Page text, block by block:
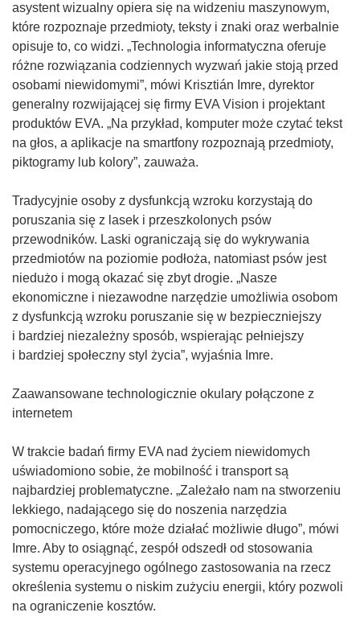
asystent wizualny opiera się na widzeniu maszynowym,
które rozpoznaje przedmioty, teksty i znaki oraz werbalnie
opisuje to, co widzi. „Technologia informatyczna oferuje
różne rozwiązania codziennych wyzwań jakie stoją przed
osobami niewidomymi”, mówi Krisztián Imre, dyrektor
generalny rozwijającej się firmy EVA Vision i projektant
produktów EVA. „Na przykład, komputer może czytać tekst
na głos, a aplikacje na smartfony rozpoznają przedmioty,
piktogramy lub kolory”, zauważa.
Tradycyjnie osoby z dysfunkcją wzroku korzystają do
poruszania się z lasek i przeszkolonych psów
przewodników. Laski ograniczają się do wykrywania
przedmiotów na poziomie podłoża, natomiast psów jest
niedużo i mogą okazać się zbyt drogie. „Nasze
ekonomiczne i niezawodne narzędzie umożliwia osobom
z dysfunkcją wzroku poruszanie się w bezpieczniejszy
i bardziej niezależny sposób, wspierając pełniejszy
i bardziej społeczny styl życia”, wyjaśnia Imre.
Zaawansowane technologicznie okulary połączone z
internetem
W trakcie badań firmy EVA nad życiem niewidomych
uświadomiono sobie, że mobilność i transport są
najbardziej problematyczne. „Zależało nam na stworzeniu
lekkiego, nadającego się do noszenia narzędzia
pomocniczego, które może działać możliwie długo”, mówi
Imre. Aby to osiągnąć, zespół odszedł od stosowania
systemu operacyjnego ogólnego zastosowania na rzecz
określenia systemu o niskim zużyciu energii, który pozwoli
na ograniczenie kosztów.